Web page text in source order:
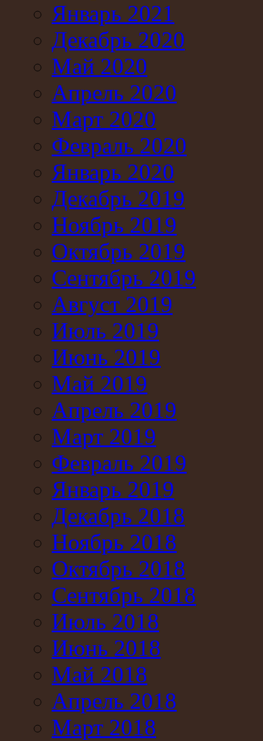
Январь 2021
Декабрь 2020
Май 2020
Апрель 2020
Март 2020
Февраль 2020
Январь 2020
Декабрь 2019
Ноябрь 2019
Октябрь 2019
Сентябрь 2019
Август 2019
Июль 2019
Июнь 2019
Май 2019
Апрель 2019
Март 2019
Февраль 2019
Январь 2019
Декабрь 2018
Ноябрь 2018
Октябрь 2018
Сентябрь 2018
Июль 2018
Июнь 2018
Май 2018
Апрель 2018
Март 2018